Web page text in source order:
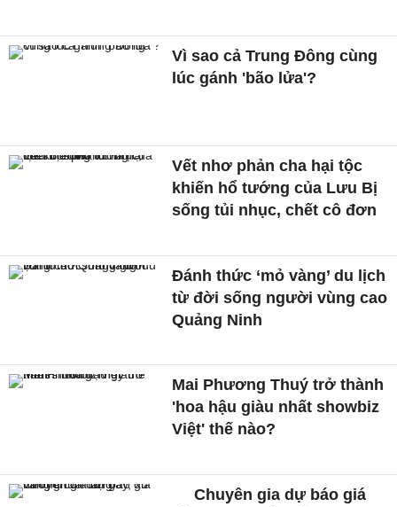
Vì sao cả Trung Đông cùng
lúc gánh 'bão lửa'?
Vết nhơ phản cha hại tộc
khiến hổ tướng của Lưu Bị
sống tủi nhục, chết cô đơn
Đánh thức ‘mỏ vàng’ du lịch
từ đời sống người vùng cao
Quảng Ninh
Mai Phương Thuý trở thành
'hoa hậu giàu nhất showbiz
Việt' thế nào?
Chuyên gia dự báo giá